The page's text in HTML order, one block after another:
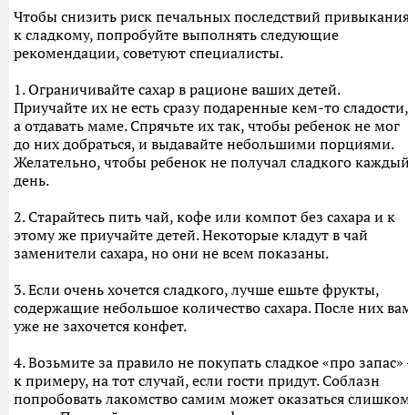
Чтобы снизить риск печальных последствий
к сладкому, попробуйте выполнять следующие
рекомендации, советуют специалисты.
1. Ограничивайте сахар в рационе ваших детей.
Приучайте их не есть сразу подаренные кем-то сладости,
а отдавать маме. Спрячьте их так, чтобы ребенок не мог
до них добраться, и выдавайте небольшими порциями.
Желательно, чтобы ребенок не получал сладкого
день.
2. Старайтесь пить чай, кофе или компот без сахара и к
этому же приучайте детей. Некоторые кладут в чай
заменители сахара, но они не всем показаны.
3. Если очень хочется сладкого, лучше ешьте фрукты,
содержащие небольшое количество сахара. После них
уже не захочется конфет.
4. Возьмите за правило не покупать сладкое «про запас»
к примеру, на тот случай, если гости придут. Соблазн
попробовать лакомство самим может оказаться